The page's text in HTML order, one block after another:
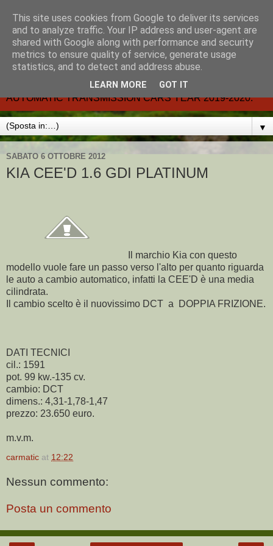
CARMATIC-®-All about
automatic cars.
Dal 2002- email.-marcvent@inwind.it.- NEW BOOK-
AUTOMATIC TRANSMISSION CARS YEAR 2019-2020.
▼
SABATO 6 OTTOBRE 2012
KIA CEE'D 1.6 GDI PLATINUM
Il marchio Kia con questo
modello vuole fare un passo verso l'alto per quanto riguarda
le auto a cambio automatico, infatti la CEE'D è una media
cilindrata.
Il cambio scelto è il nuovissimo DCT a DOPPIA FRIZIONE.
DATI TECNICI
cil.: 1591
pot. 99 kw.-135 cv.
cambio: DCT
dimens.: 4,31-1,78-1,47
prezzo: 23.650 euro.
m.v.m.
carmatic at 12:22
Nessun commento:
Posta un commento
This site uses cookies from Google to deliver its services
and to analyze traffic. Your IP address and user-agent are
shared with Google along with performance and security
metrics to ensure quality of service, generate usage
statistics, and to detect and address abuse.
LEARN MORE GOT IT